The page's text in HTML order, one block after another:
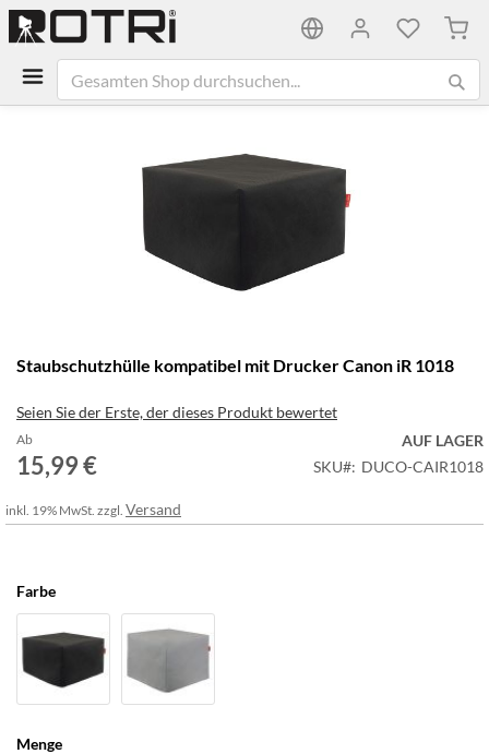
Anfang
Bildgalerie
springen
Staubschutzhülle kompatibel mit Drucker Canon iR 1018
Seien Sie der Erste, der dieses Produkt bewertet
Ab
15,99 €
AUF LAGER
SKU
DUCO-CAIR1018
inkl. 19% MwSt. zzgl. Versand
Farbe
Menge